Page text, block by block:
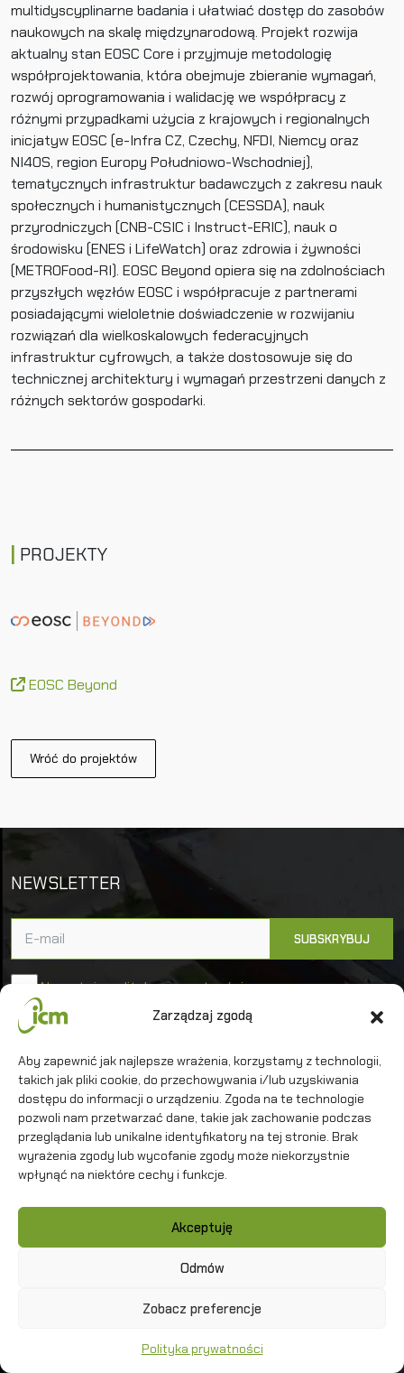
Zarządzaj zgodą
Aby zapewnić jak najlepsze wrażenia, korzystamy z technologii,
takich jak pliki cookie, do przechowywania i/lub uzyskiwania
dostępu do informacji o urządzeniu. Zgoda na te technologie
pozwoli nam przetwarzać dane, takie jak zachowanie podczas
przeglądania lub unikalne identyfikatory na tej stronie. Brak
wyrażenia zgody lub wycofanie zgody może niekorzystnie
wpłynąć na niektóre cechy i funkcje.
Akceptuję
Odmów
Zobacz preferencje
Polityka prywatności
PROJEKTY
EOSC Beyond
multidyscyplinarne badania i ułatwiać dostęp do zasobów
naukowych na skalę międzynarodową. Projekt rozwija
aktualny stan EOSC Core i przyjmuje metodologię
współprojektowania, która obejmuje zbieranie wymagań,
rozwój oprogramowania i walidację we współpracy z
różnymi przypadkami użycia z krajowych i regionalnych
inicjatyw EOSC (e-Infra CZ, Czechy, NFDI, Niemcy oraz
NI4OS, region Europy Południowo-Wschodniej),
tematycznych infrastruktur badawczych z zakresu nauk
społecznych i humanistycznych (CESSDA), nauk
przyrodniczych (CNB-CSIC i Instruct-ERIC), nauk o
środowisku (ENES i LifeWatch) oraz zdrowia i żywności
(METROFood-RI). EOSC Beyond opiera się na zdolnościach
przyszłych węzłów EOSC i współpracuje z partnerami
posiadającymi wieloletnie doświadczenie w rozwijaniu
rozwiązań dla wielkoskalowych federacyjnych
infrastruktur cyfrowych, a także dostosowuje się do
technicznej architektury i wymagań przestrzeni danych z
różnych sektorów gospodarki.
Wróć do projektów
NEWSLETTER
Akceptuję politykę prywatności
Uniwersytet Warszawski
Interdyscyplinarne Centrum Modelowania
Matematycznego i Komputerowego
Kontakt
Polityka prywatności
2026 ICM UW